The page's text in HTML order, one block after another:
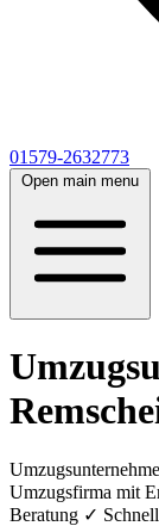
01579-2632773
Open main menu
Umzugsfirma mit
Beratung ✓